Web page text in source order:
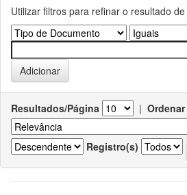
Utilizar filtros para refinar o resultado
Resultados/Página |
Registro(s)